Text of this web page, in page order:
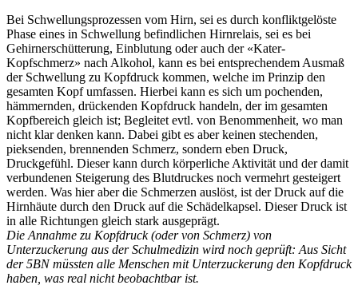
Bei Schwellungsprozessen vom Hirn, sei es durch konfliktgelöste
Phase eines in Schwellung befindlichen Hirnrelais, sei es bei
Gehirnerschütterung, Einblutung oder auch der «Kater-
Kopfschmerz» nach Alkohol, kann es bei entsprechendem Ausmaß
der Schwellung zu Kopfdruck kommen, welche im Prinzip den
gesamten Kopf umfassen. Hierbei kann es sich um pochenden,
hämmernden, drückenden Kopfdruck handeln, der im gesamten
Kopfbereich gleich ist; Begleitet evtl. von Benommenheit, wo man
nicht klar denken kann. Dabei gibt es aber keinen stechenden,
pieksenden, brennenden Schmerz, sondern eben Druck,
Druckgefühl. Dieser kann durch körperliche Aktivität und der damit
verbundenen Steigerung des Blutdruckes noch vermehrt gesteigert
werden. Was hier aber die Schmerzen auslöst, ist der Druck auf die
Hirnhäute durch den Druck auf die Schädelkapsel. Dieser Druck ist
in alle Richtungen gleich stark ausgeprägt.
Die Annahme zu Kopfdruck (oder von Schmerz) von
Unterzuckerung aus der Schulmedizin wird noch geprüft: Aus Sicht
der 5BN müssten alle Menschen mit Unterzuckerung den Kopfdruck
haben, was real nicht beobachtbar ist.